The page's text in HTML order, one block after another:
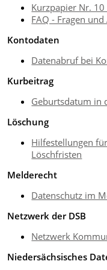
Kurzpapier Nr.
FAQ - Fragen
Kontodaten
Datenabruf bei
Kurbeitrag
Geburtsdatum in
Löschung
Hilfestellungen
Löschfristen
Melderecht
Datenschutz im
Netzwerk der DSB
Netzwerk
Niedersächsisches